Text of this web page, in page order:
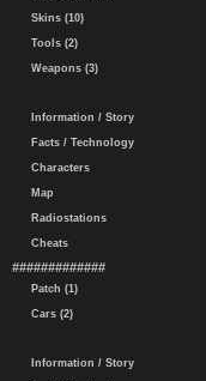
Skins (10)
Tools (2)
Weapons (3)
Information / Story
Facts / Technology
Characters
Map
Radiostations
Cheats
#############
Patch (1)
Cars (2)
Information / Story